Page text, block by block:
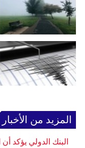
المزيد من الأخبار
البنك الدولي يؤكد